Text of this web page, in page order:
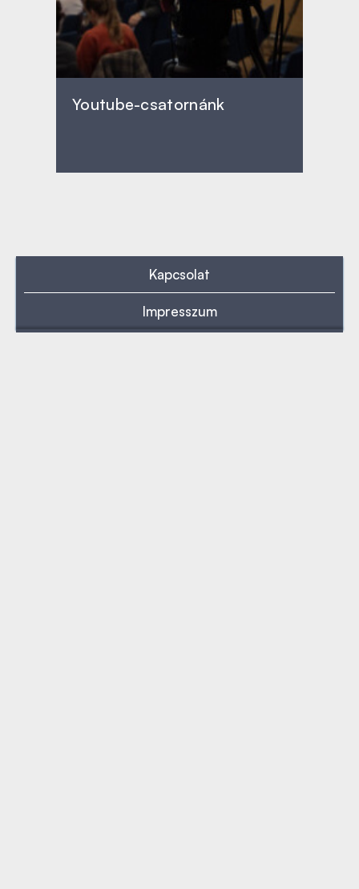
Youtube-csatornánk
Kapcsolat
Impresszum